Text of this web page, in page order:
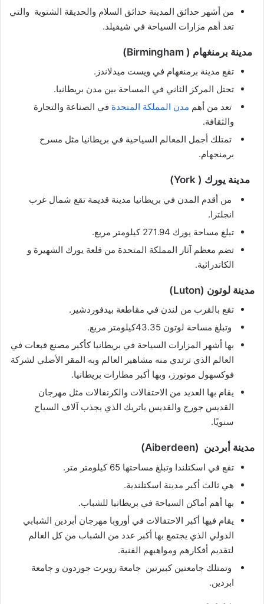
من أشهر حدائق المدينة حدائق السلام والحديقة الشتوية والتي
تعد أهم مزارات السياحة في شيفيلد.
مدينة برمنغهام ( Birmingham)
تقع مدينة برمنغهام في ويست ميدلاندز.
تحتل المركز الثاني في المساحة بين مدن بريطانيا.
تعد من أهم مدن المملكة المتحدة في الصناعة والتجارة
والثقافة.
تمتلك أجمل المعالم السياحية في بريطانيا مثل مسرح
برمنجهام.
مدينة يورك ( York)
من أقدم المدن في بريطانيا مدينة قديمة تقع شمال غرب
انجلترا.
تبلغ مساحة يورك 271.94 كيلومتر مربع.
تضم معظم آثار المملكة المتحدة من قلعة يورك الشهيرة و
الكاتدرائية.
مدينة لوتون (Luton)
تقع بالقرب من لندن في مقاطعة بيدفوردشير.
وتبلغ مساحة لوتون 43.35كيلومتر مربع.
بها أشهر المزارات السياحة في بريطانيا كأكبر مصنع قبعات في
العالم الذي ترتدي منه مشاهير العالم وبه المقر الأصلي لشركة
فوكسهول موتورز، وبها أكبر مطارات بريطانيا.
يقام بها العديد من الاحتفالات والكرنفالات مثل مهرجان
القديس جورج والقديس باتريك الذي يجذب آلاف السياح
سنويًا.
مدينة أبردين (Aiberdeen)
تقع في اسكتلندا وتبلغ مساحتها 65 كيلومتر متر.
هي ثالث أكبر مدينة اسكتلندية.
بها أهم أماكن السياحة في بريطانيا للشباب.
يقام فيها أكبر الاحتفالات في أوروبا مهرجان أبردين الشبابي
الدولي الذي يجتمع بها أكبر عدد من الشباب من كل العالم
لتقديم أفكارهم ومواهبهم الفنية.
وتمتلك جامعتين كبيرتين جامعة روبرت جوردون و جامعة
ابردين.